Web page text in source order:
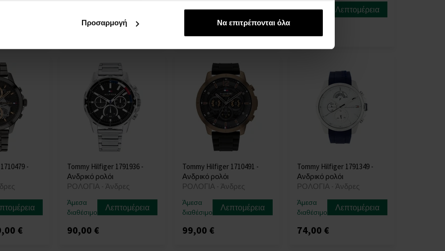
Προσαρμογή Να επιτρέπονται όλα
Λεπτομέρεια Λεπτομέρεια
-
€
Tommy Hilfiger 1791936 -
Ανδρικό ρολόι
ΡΟΛΟΓΙΑ - Άνδρες
Άμεσα
διαθέσιμο
Λεπτομέρεια
90,00 €
Tommy Hilfiger 1710491 -
Ανδρικό ρολόι
ΡΟΛΟΓΙΑ - Άνδρες
Άμεσα
διαθέσιμο
Λεπτομέρεια
99,00 €
Tommy Hilfiger 1791349 -
Ανδρικό ρολόι
ΡΟΛΟΓΙΑ - Άνδρες
Άμεσα
διαθέσιμο
Λεπτομέρεια
74,00 €